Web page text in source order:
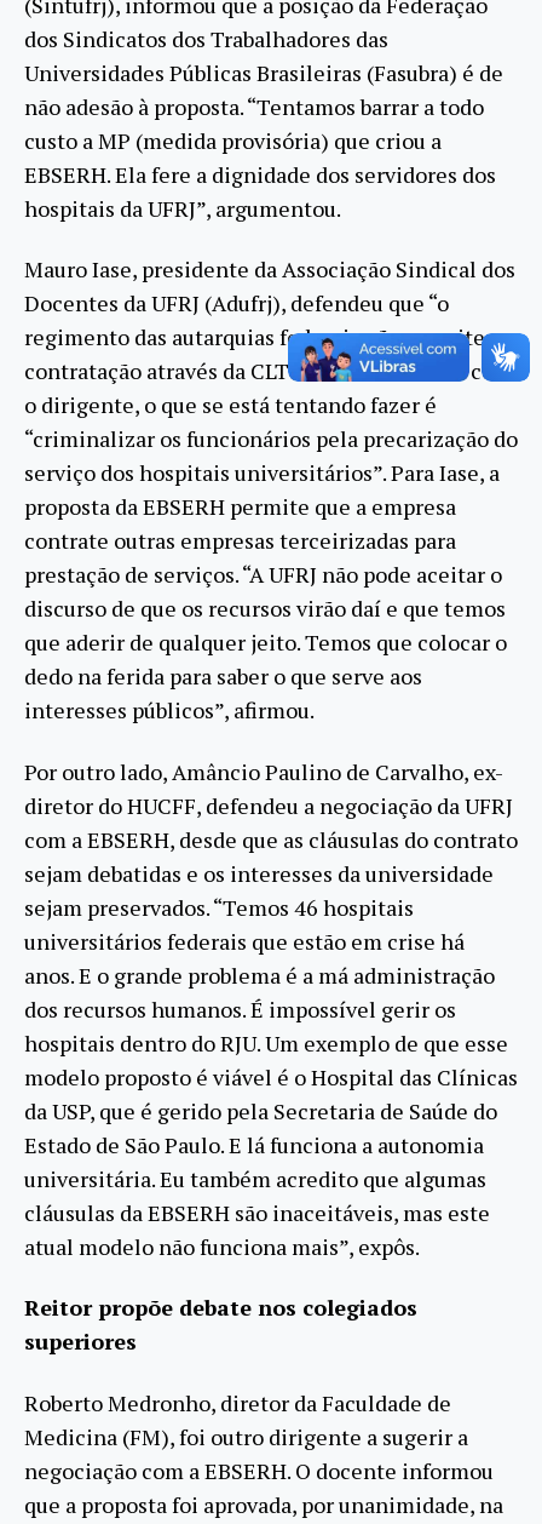
dos Sindicatos dos Trabalhadores das
Universidades Públicas Brasileiras (Fasubra) é de
não adesão à proposta. “Tentamos barrar a todo
custo a MP (medida provisória) que criou a
EBSERH. Ela fere a dignidade dos servidores dos
hospitais da UFRJ”, argumentou.
Mauro Iase, presidente da Associação Sindical dos
Docentes da UFRJ (Adufrj), defendeu que “o
regimento das autarquias federais não permite a
contratação através da CLT”. Ainda de acordo com
o dirigente, o que se está tentando fazer é
“criminalizar os funcionários pela precarização do
serviço dos hospitais universitários”. Para Iase, a
proposta da EBSERH permite que a empresa
contrate outras empresas terceirizadas para
prestação de serviços. “A UFRJ não pode aceitar o
discurso de que os recursos virão daí e que temos
que aderir de qualquer jeito. Temos que colocar o
dedo na ferida para saber o que serve aos
interesses públicos”, afirmou.
Por outro lado, Amâncio Paulino de Carvalho, ex-
diretor do HUCFF, defendeu a negociação da UFRJ
com a EBSERH, desde que as cláusulas do contrato
sejam debatidas e os interesses da universidade
sejam preservados. “Temos 46 hospitais
universitários federais que estão em crise há
anos. E o grande problema é a má administração
dos recursos humanos. É impossível gerir os
hospitais dentro do RJU. Um exemplo de que esse
modelo proposto é viável é o Hospital das Clínicas
da USP, que é gerido pela Secretaria de Saúde do
Estado de São Paulo. E lá funciona a autonomia
universitária. Eu também acredito que algumas
cláusulas da EBSERH são inaceitáveis, mas este
atual modelo não funciona mais”, expôs.
Reitor propõe debate nos colegiados
superiores
Roberto Medronho, diretor da Faculdade de
Medicina (FM), foi outro dirigente a sugerir a
negociação com a EBSERH. O docente informou
que a proposta foi aprovada, por unanimidade, na